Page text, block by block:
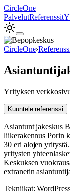
CircleOne
PalvelutReferenssit
CircleOne›
Yrityksen
Kuuntele referenssi
Asiantuntijakeskus
liikerakennus Porin
30 eri alojen
yritysten
Keskuksen
extranetin
Tekniikat: WordPress